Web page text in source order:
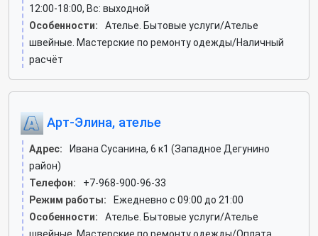
12:00-18:00, Вс: выходной
Особенности:
Ателье. Бытовые услуги/Ателье
швейные. Мастерские по ремонту одежды/Наличный
расчёт
Арт-Элина, ателье
Адрес:
Ивана Сусанина, 6 к1 (Западное Дегунино
район)
Телефон:
+7-968-900-96-33
Режим работы:
Ежедневно с 09:00 до 21:00
Особенности:
Ателье. Бытовые услуги/Ателье